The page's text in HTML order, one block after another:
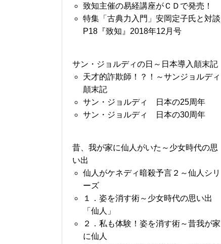
致知主催の易経講座がＣＤで発売！
特集「古典力入門」安岡定子氏と対談
P18『致知』2018年12月号
サン・ジョルディの日～日本導入顛末記
天才的詐欺師！？！～サンジョルディ
顛末記
サン・ジョルディ 日本の25周年
サン・ジョルディ 日本の30周年
昔、我が家に仙人がいた～少女時代の思
い出
仙人がケネディ暗殺予言２～仙人シリ
ーズ
１．姿を消す術～少女時代の思い出
「仙人」
２．私も体験！姿を消す術～昔我が家
に仙人